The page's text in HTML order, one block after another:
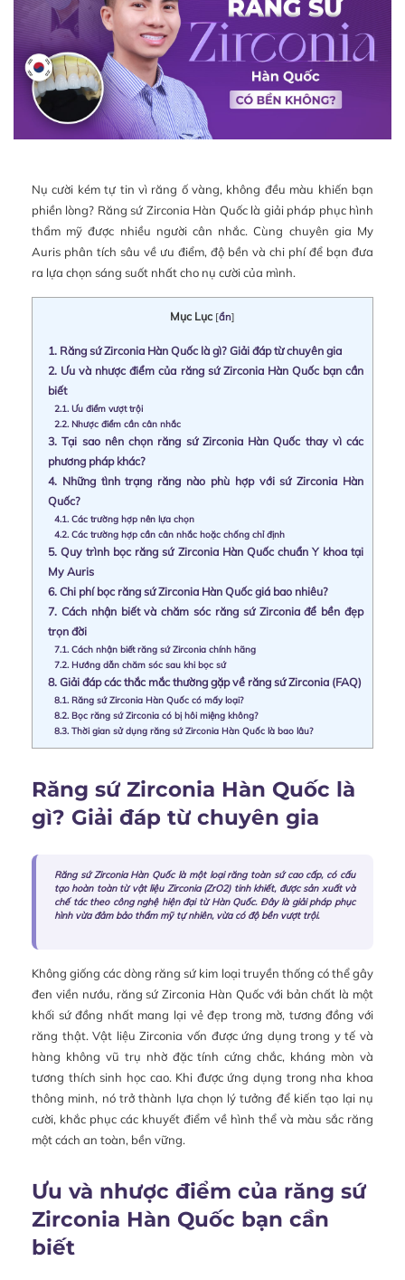
Nụ cười kém tự tin vì răng ố vàng, không đều màu khiến bạn
phiền lòng? Răng sứ Zirconia Hàn Quốc là giải pháp phục hình
thẩm mỹ được nhiều người cân nhắc. Cùng chuyên gia My
Auris phân tích sâu về ưu điểm, độ bền và chi phí để bạn đưa
ra lựa chọn sáng suốt nhất cho nụ cười của mình.
Mục Lục [ẩn]
1. Răng sứ Zirconia Hàn Quốc là gì? Giải đáp từ chuyên gia
2. Ưu và nhược điểm của răng sứ Zirconia Hàn Quốc bạn cần
biết
2.1. Ưu điểm vượt trội
2.2. Nhược điểm cần cân nhắc
3. Tại sao nên chọn răng sứ Zirconia Hàn Quốc thay vì các
phương pháp khác?
4. Những tình trạng răng nào phù hợp với sứ Zirconia Hàn
Quốc?
4.1. Các trường hợp nên lựa chọn
4.2. Các trường hợp cần cân nhắc hoặc chống chỉ định
5. Quy trình bọc răng sứ Zirconia Hàn Quốc chuẩn Y khoa tại
My Auris
6. Chi phí bọc răng sứ Zirconia Hàn Quốc giá bao nhiêu?
7. Cách nhận biết và chăm sóc răng sứ Zirconia để bền đẹp
trọn đời
7.1. Cách nhận biết răng sứ Zirconia chính hãng
7.2. Hướng dẫn chăm sóc sau khi bọc sứ
8. Giải đáp các thắc mắc thường gặp về răng sứ Zirconia (FAQ)
8.1. Răng sứ Zirconia Hàn Quốc có mấy loại?
8.2. Bọc răng sứ Zirconia có bị hôi miệng không?
8.3. Thời gian sử dụng răng sứ Zirconia Hàn Quốc là bao lâu?
Răng sứ Zirconia Hàn Quốc là
gì? Giải đáp từ chuyên gia
Răng sứ Zirconia Hàn Quốc là một loại răng toàn sứ cao cấp, có cấu
tạo hoàn toàn từ vật liệu Zirconia (ZrO2) tinh khiết, được sản xuất và
chế tác theo công nghệ hiện đại từ Hàn Quốc. Đây là giải pháp phục
hình vừa đảm bảo thẩm mỹ tự nhiên, vừa có độ bền vượt trội.
Không giống các dòng răng sứ kim loại truyền thống có thể gây
đen viền nướu, răng sứ Zirconia Hàn Quốc với bản chất là một
khối sứ đồng nhất mang lại vẻ đẹp trong mờ, tương đồng với
răng thật. Vật liệu Zirconia vốn được ứng dụng trong y tế và
hàng không vũ trụ nhờ đặc tính cứng chắc, kháng mòn và
tương thích sinh học cao. Khi được ứng dụng trong nha khoa
thông minh, nó trở thành lựa chọn lý tưởng để kiến tạo lại nụ
cười, khắc phục các khuyết điểm về hình thể và màu sắc răng
một cách an toàn, bền vững.
Ưu và nhược điểm của răng sứ
Zirconia Hàn Quốc bạn cần
biết